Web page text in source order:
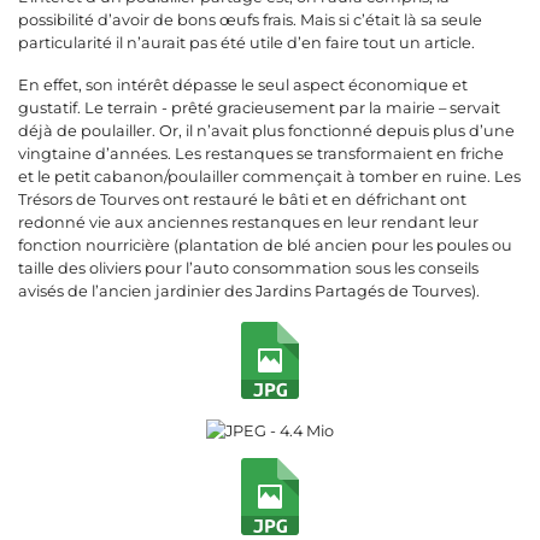
possibilité d’avoir de bons œufs frais. Mais si c’était là sa seule
particularité il n’aurait pas été utile d’en faire tout un article.
En effet, son intérêt dépasse le seul aspect économique et
gustatif. Le terrain - prêté gracieusement par la mairie – servait
déjà de poulailler. Or, il n’avait plus fonctionné depuis plus d’une
vingtaine d’années. Les restanques se transformaient en friche
et le petit cabanon/poulailler commençait à tomber en ruine. Les
Trésors de Tourves ont restauré le bâti et en défrichant ont
redonné vie aux anciennes restanques en leur rendant leur
fonction nourricière (plantation de blé ancien pour les poules ou
taille des oliviers pour l’auto consommation sous les conseils
avisés de l’ancien jardinier des Jardins Partagés de Tourves).